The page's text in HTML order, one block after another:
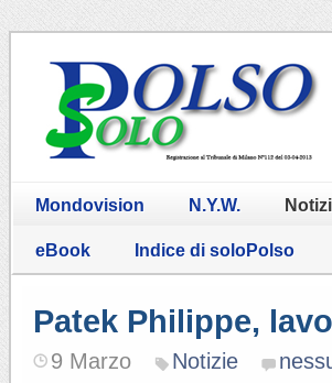
Mondovision N.Y.W.
eBook Indice di soloPolso
Patek Philippe,
9 Marzo Notizie